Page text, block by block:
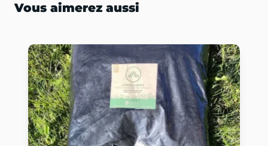
Vous aimerez aussi